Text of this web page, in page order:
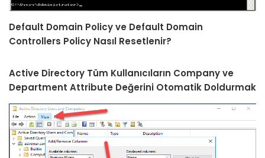
Default Domain Policy ve Default Domain
Controllers Policy Nasıl Resetlenir?
Active Directory Tüm Kullanıcıların Company ve
Department Attribute Değerini Otomatik Doldurmak